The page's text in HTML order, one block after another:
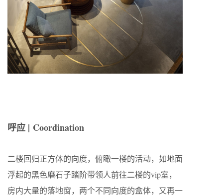
呼应 | Coordination
二楼回归正方体的向度，俯瞰一楼的活动，如地面
浮起的黑色磨石子踏阶带领人前往二楼的vip室，
房内大量的落地窗，两个不同向度的盒体，又再一